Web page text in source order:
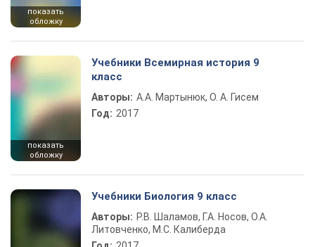
показать
обложку
показать
обложку
Учебники Всемирная история 9
класс
Авторы: А.А. Мартынюк, О. А. Гисем
Год: 2017
Учебники Биология 9 класс
Авторы: Р.В. Шаламов, Г.А. Носов, О.А.
Литовченко, М.С. Калиберда